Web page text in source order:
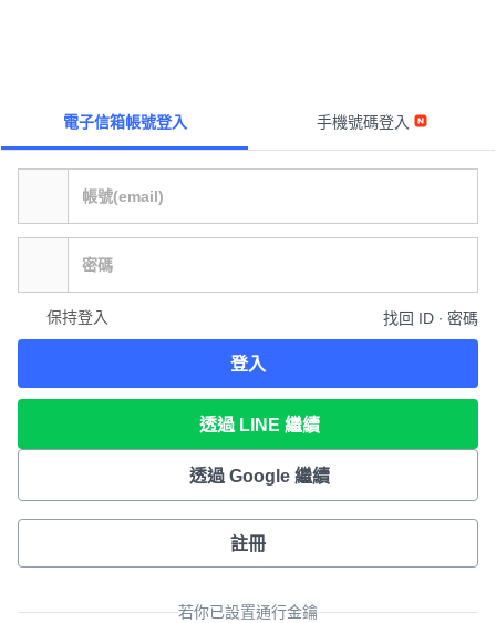
電子信箱帳號登入 手機號碼登入
保持登入 找回 ID ∙ 密碼
登入
透過 LINE 繼續
透過 Google 繼續
註冊
若你已設置通行金鑰